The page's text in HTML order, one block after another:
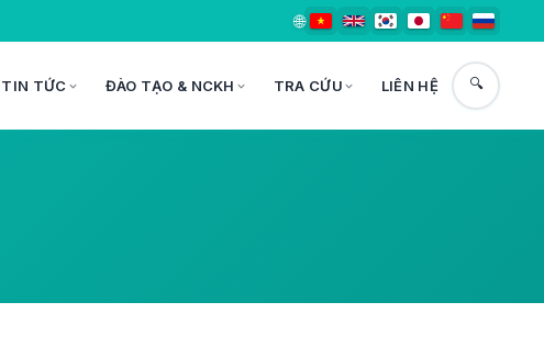
🌐
TIN TỨC ĐÀO TẠO & NCKH TRA CỨU LIÊN HỆ 🔍